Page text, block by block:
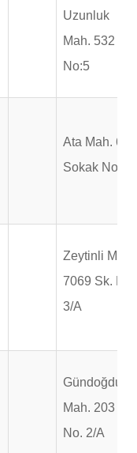
Uzunluk
Mah. 532 Sk.
No:5
Ata Mah. 605
Sokak No. 8
Zeytinli Mah.
7069 Sk. No.
3/A
Gündoğdu
Mah. 203 Sk.
No. 2/A